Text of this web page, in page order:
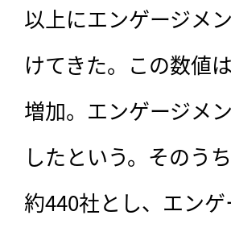
以上にエンゲージメ
けてきた。この数値
増加。エンゲージメ
したという。そのう
約440社とし、エン